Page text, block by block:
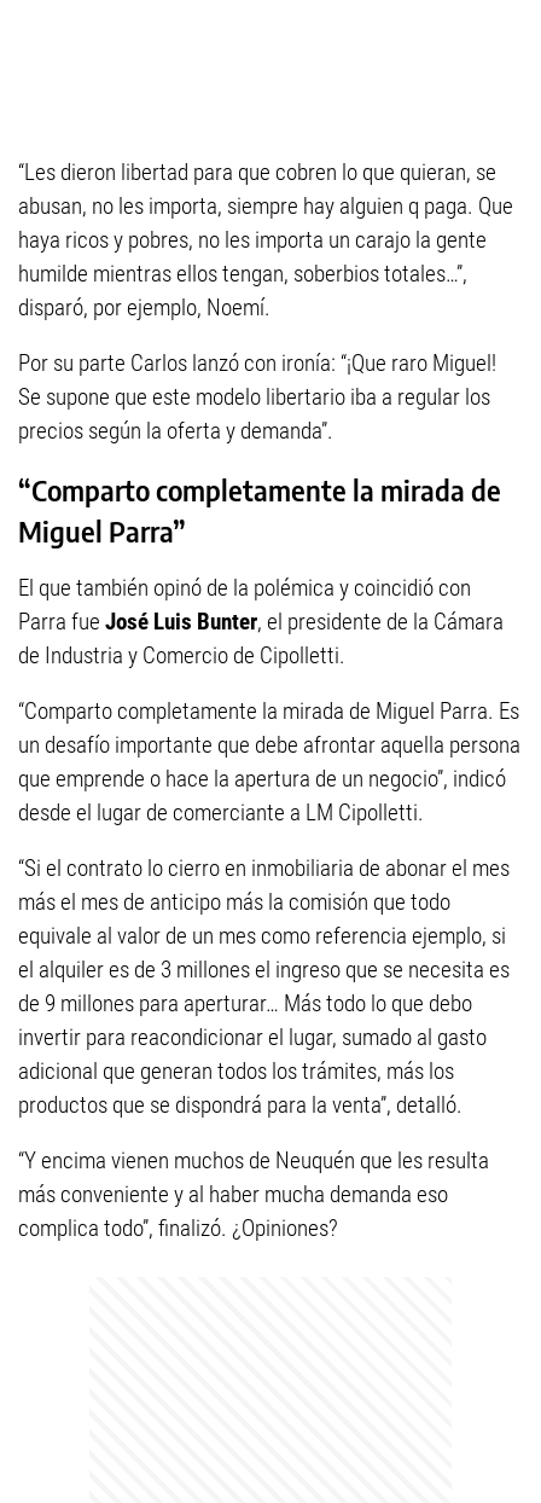
“Les dieron libertad para que cobren lo que quieran, se
abusan, no les importa, siempre hay alguien q paga. Que
haya ricos y pobres, no les importa un carajo la gente
humilde mientras ellos tengan, soberbios totales…”,
disparó, por ejemplo, Noemí.
Por su parte Carlos lanzó con ironía: “¡Que raro Miguel!
Se supone que este modelo libertario iba a regular los
precios según la oferta y demanda”.
“Comparto completamente la mirada de
Miguel Parra”
El que también opinó de la polémica y coincidió con
Parra fue José Luis Bunter, el presidente de la Cámara
de Industria y Comercio de Cipolletti.
“Comparto completamente la mirada de Miguel Parra. Es
un desafío importante que debe afrontar aquella persona
que emprende o hace la apertura de un negocio”, indicó
desde el lugar de comerciante a LM Cipolletti.
“Si el contrato lo cierro en inmobiliaria de abonar el mes
más el mes de anticipo más la comisión que todo
equivale al valor de un mes como referencia ejemplo, si
el alquiler es de 3 millones el ingreso que se necesita es
de 9 millones para aperturar… Más todo lo que debo
invertir para reacondicionar el lugar, sumado al gasto
adicional que generan todos los trámites, más los
productos que se dispondrá para la venta”, detalló.
“Y encima vienen muchos de Neuquén que les resulta
más conveniente y al haber mucha demanda eso
complica todo”, finalizó. ¿Opiniones?